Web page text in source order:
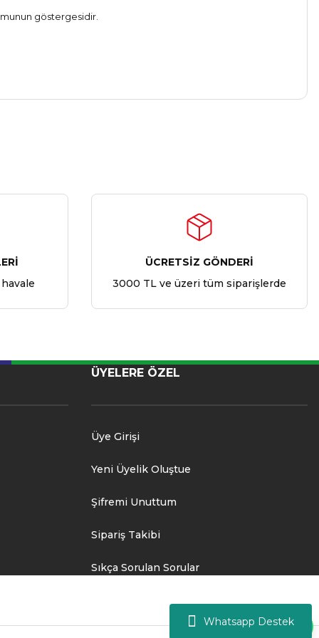
Whatsapp Destek
göstergesidir.
ÜCRETSİZ GÖNDERİ
3000 TL ve üzeri tüm siparişlerde
ÜYELERE ÖZEL
Üye Girişi
Yeni Üyelik Oluştue
Şifremi Unuttum
Sipariş Takibi
Sıkça Sorulan Sorular